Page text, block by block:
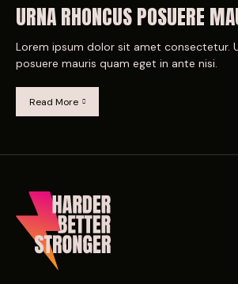
URNA RHONCUS POSUERE
Lorem ipsum dolor sit amet consectetur.
posuere mauris quam eget in ante nisi.
Read More